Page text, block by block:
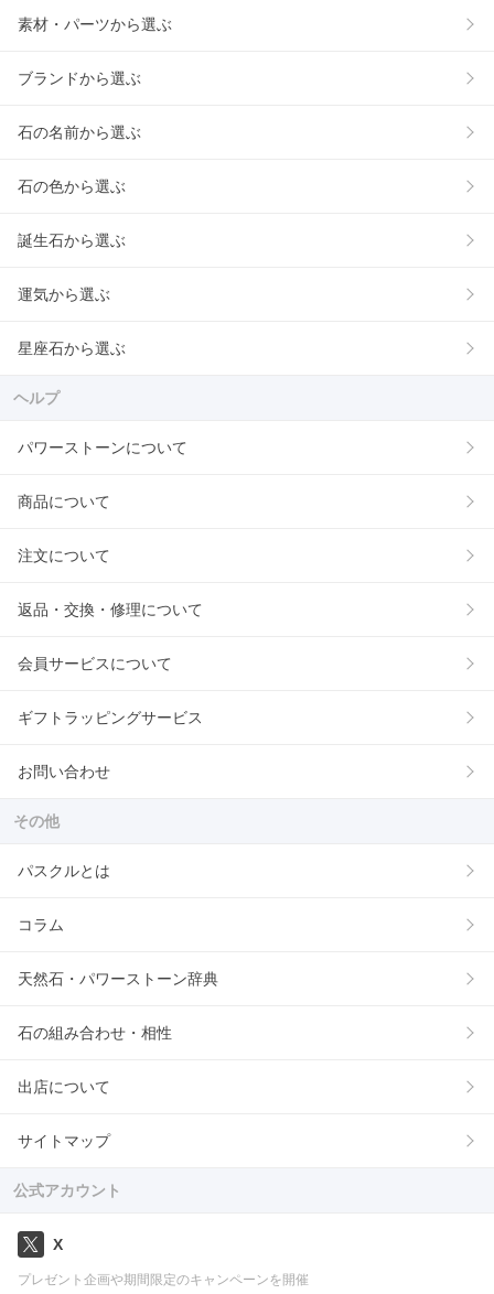
素材・パーツから選ぶ
ブランドから選ぶ
石の名前から選ぶ
石の色から選ぶ
誕生石から選ぶ
運気から選ぶ
星座石から選ぶ
ヘルプ
パワーストーンについて
商品について
注文について
返品・交換・修理について
会員サービスについて
ギフトラッピングサービス
お問い合わせ
その他
パスクルとは
コラム
天然石・パワーストーン辞典
石の組み合わせ・相性
出店について
サイトマップ
公式アカウント
X
プレゼント企画や期間限定のキャンペーンを開催